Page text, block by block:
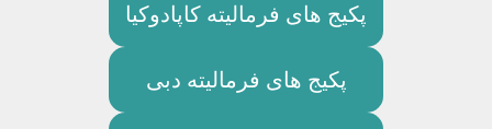
پکیج های فرمالیته کاپادوکیا
پکیج های فرمالیته دبی